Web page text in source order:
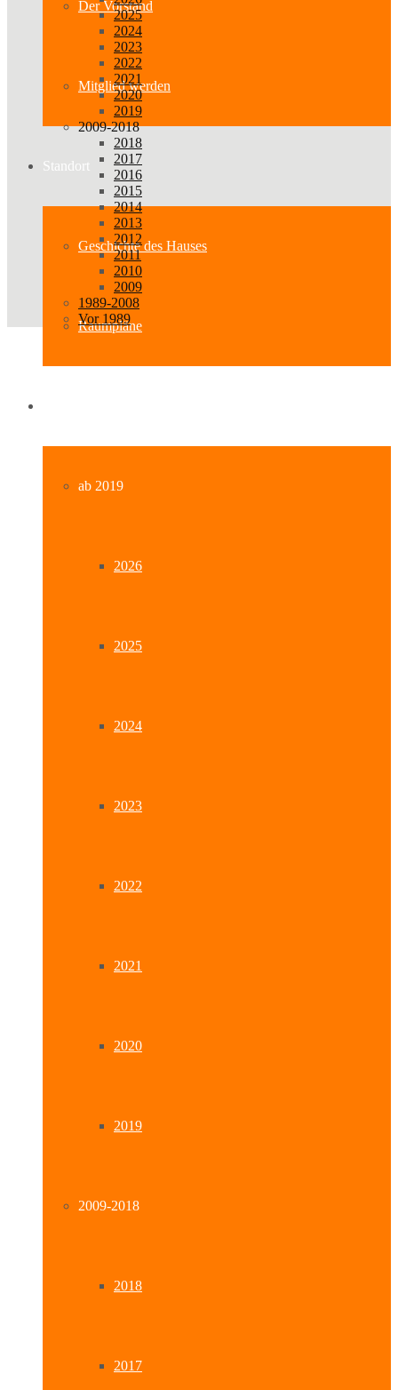
Der Vorstand
Mitglied werden
Standort
Geschichte des Hauses
Raumpläne
ab 2019
2026
2025
2024
2023
2022
2021
2020
2019
2009-2018
2018
2017
2025
2024
2023
2022
2021
2020
2019
2009-2018
2018
2017
2016
2015
2014
2013
2012
2011
2010
2009
1989-2008
Vor 1989